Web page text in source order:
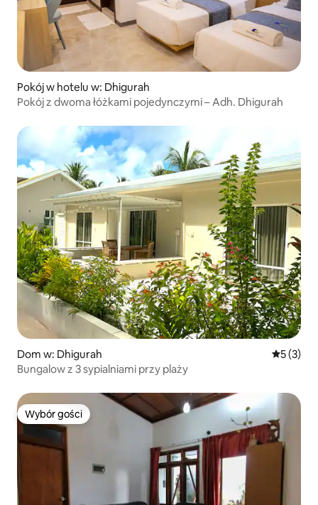
Pokój w hotelu w: Dhigurah
Pokój z dwoma łóżkami pojedynczymi – Adh. Dhigurah
Dom w: Dhigurah Średnia
5 (3)
Bungalow z 3 sypialniami przy plaży
Wybór gości
Wybór gości